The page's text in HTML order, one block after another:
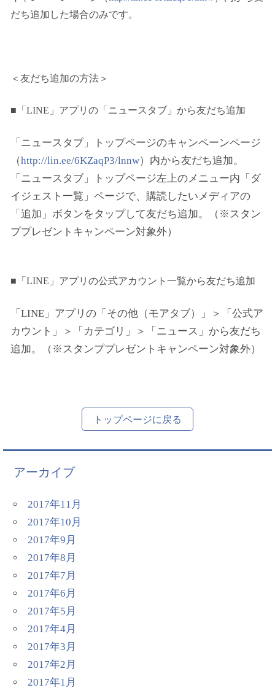
だち追加した場合のみです。
＜友だち追加の方法＞
■「LINE」アプリの「ニュースタブ」から友だち追加
「ニュースタブ」トップページのキャンペーンページ
（http://lin.ee/6KZaqP3/lnnw）内から友だち追加。
「ニュースタブ」トップページ左上のメニュー内「ダ
イジェスト一覧」ページで、購読したいメディアの
「追加」ボタンをタップして友だち追加。（※スタン
ププレゼントキャンペーン対象外）
■「LINE」アプリの公式アカウント一覧から友だち追加
「LINE」アプリの「その他（モアタブ）」＞「公式ア
カウント」＞「カテゴリ」＞「ニュース」から友だち
追加。（※スタンププレゼントキャンペーン対象外）
トップページに戻る
アーカイブ
2017年11月
2017年10月
2017年9月
2017年8月
2017年7月
2017年6月
2017年5月
2017年4月
2017年3月
2017年2月
2017年1月